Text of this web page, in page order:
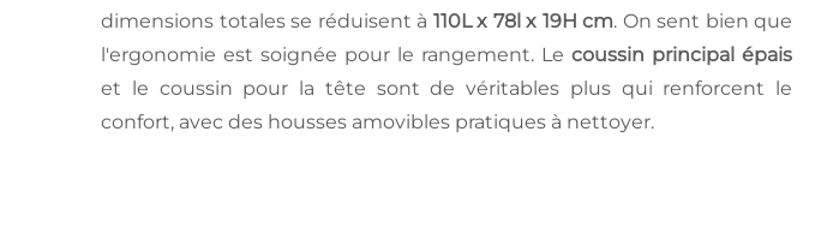
dimensions totales se réduisent à 110L x 78l x 19H cm. On sent bien que
l'ergonomie est soignée pour le rangement. Le coussin principal épais
et le coussin pour la tête sont de véritables plus qui renforcent le
confort, avec des housses amovibles pratiques à nettoyer.